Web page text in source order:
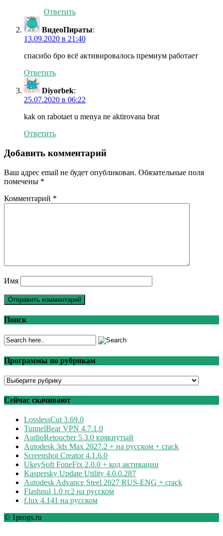
Ответить
:
13.09.2020 в 21:40
спасибо бро всё активировалось премиум работает
Ответить
Diyorbek:
25.07.2020 в 06:22
kak on rabotaet u menya ne aktirovana brat
Ответить
Добавить комментарий
Ваш адрес email не будет опубликован. Обязательные поля
помечены *
Комментарий *
Имя
Поиск
Программы по рубрикам
Программы
рубрикам
Сейчас скачивают
LosslessCut 3.69.0
TunnelBear VPN 4.7.1.0
AudioRetoucher 5.3.0 крякнутый
Autodesk 3ds Max 2027.2 + на русском + crack
Screenshot Creator 4.1.6.0
UkeySoft FoneFix 2.0.0 + код активации
Kaspersky Update Utility 4.0.0.287
Autodesk Advance Steel 2027 RUS-ENG + crack
Flashnul 1.0 rc2 на русском
f.lux 4.141 на русском
© 1progs.ru